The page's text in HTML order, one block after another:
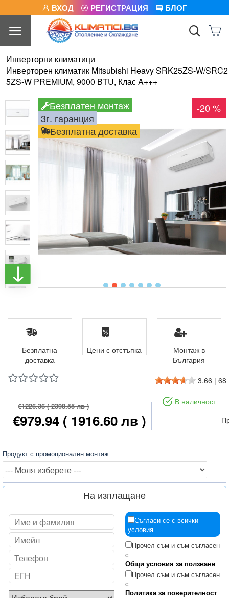
ВХОД РЕГИСТРАЦИЯ БЛОГ
Инверторни климатици
Инверторен климатик Mitsubishi Heavy SRK25ZS-W/SRC2
5ZS-W PREMIUM, 9000 BTU, Клас A+++
Безплатен монтаж
Безплатна доставка
3г. гаранция
-20 %
3.66 | 68
€1226.36( 2398.55 лв )
€979.94 ( 1916.60 лв )
В наличност
Продукт с промоционален монтаж
На изплащане
Съгласи се с всички
условия
Прочел съм и съм съгласен
с
Общи условия за ползване
Прочел съм и съм съгласен
с
Политика за поверителност
Безплатна
доставка
Цени с отстъпка
Монтаж в
България